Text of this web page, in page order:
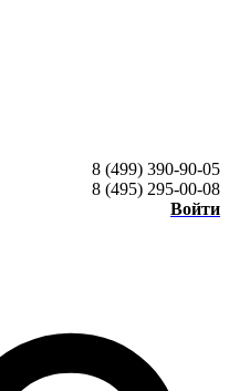
8 (499) 390-90-05
8 (495) 295-00-08
Войти